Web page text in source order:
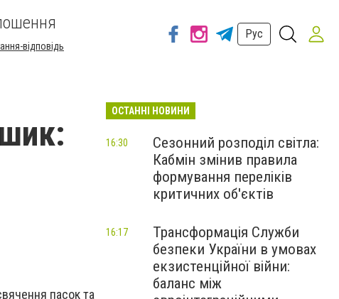
відповідь
Рус
пасок та
ОСТАННІ НОВИНИ
Сезонний розподіл світла:
Кабмін змінив правила
формування переліків
критичних об'єктів
16:30
Трансформація Служби
безпеки України в умовах
екзистенційної війни:
баланс між
16:17